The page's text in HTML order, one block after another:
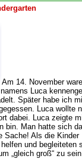
Am 14. November
Luca
Später habe ich
Luca wollte
dabei. Luca zeigte
bin. Man hatte sich
Sache! Als die
helfen und
„gleich groß“ zu